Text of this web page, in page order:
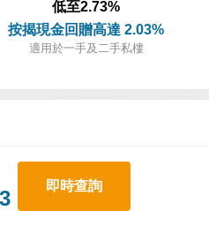
低至2.73%
按揭現金回贈高達 2.03%
適用於一手及二手私樓
即時查詢